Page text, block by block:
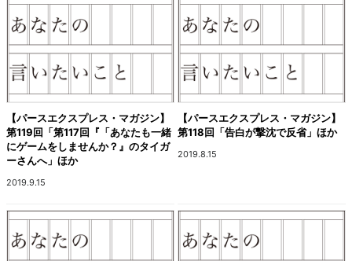
【パースエクスプレス・マガジン】
第119回「第117回『「あなたも一緒
にゲームをしませんか？』のタイガ
ーさんへ」ほか
2019.9.15
【パースエクスプレス・マガジン】
第118回「告白が撃沈で反省」ほか
2019.8.15